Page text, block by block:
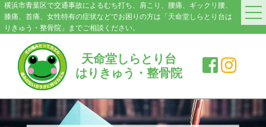
横浜市青葉区で交通事故によるむち打ち、肩こり、腰痛、ギックリ腰、
膝痛、首痛、女性特有の症状などでお困りの方は「天命堂しらとり台は
りきゅう・整骨院」までご相談ください。
天命堂しらとり台
はりきゅう・整骨院
HOME
料金案内
院紹介・アクセス